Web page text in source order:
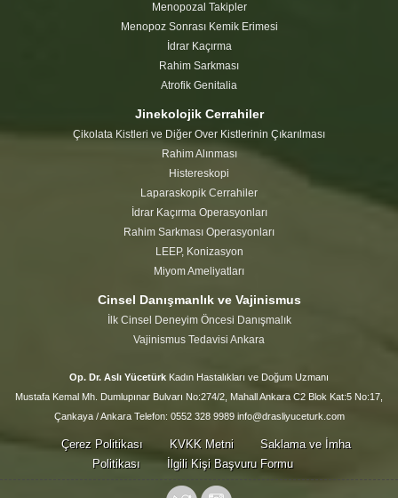
Menopozal Takipler
Menopoz Sonrası Kemik Erimesi
İdrar Kaçırma
Rahim Sarkması
Atrofik Genitalia
Jinekolojik Cerrahiler
Çikolata Kistleri ve Diğer Over Kistlerinin Çıkarılması
Rahim Alınması
Histereskopi
Laparaskopik Cerrahiler
İdrar Kaçırma Operasyonları
Rahim Sarkması Operasyonları
LEEP, Konizasyon
Miyom Ameliyatları
Cinsel Danışmanlık ve Vajinismus
İlk Cinsel Deneyim Öncesi Danışmalık
Vajinismus Tedavisi Ankara
Op. Dr. Aslı Yücetürk Kadın Hastalıkları ve Doğum Uzmanı
Mustafa Kemal Mh. Dumlupınar Bulvarı No:274/2, Mahall Ankara C2 Blok Kat:5 No:17,
Çankaya / Ankara Telefon: 0552 328 9989 info@drasliyuceturk.com
Çerez Politikası KVKK Metni
Saklama ve İmha
Politikası
İlgili Kişi Başvuru Formu